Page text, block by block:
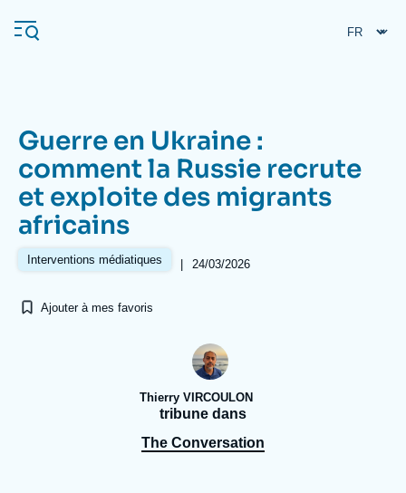
au
contenu
Navigation
principale
L'Ifri
Analyses
Se connecter
Guerre en Ukraine :
comment la Russie recrute
et exploite des migrants
africains
Interventions médiatiques | 24/03/2026
Ajouter à mes favoris
Thierry VIRCOULON
tribune dans
The Conversation